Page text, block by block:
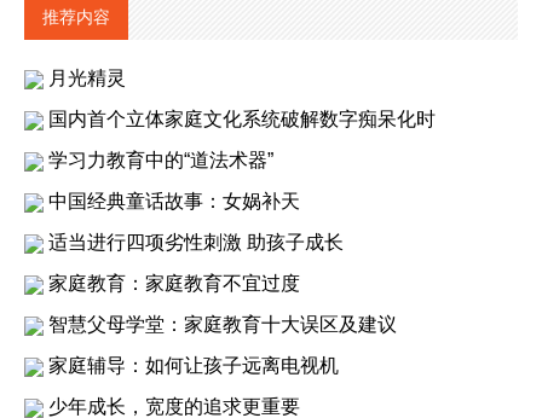
推荐内容
月光精灵
国内首个立体家庭文化系统破解数字痴呆化时
学习力教育中的“道法术器”
中国经典童话故事：女娲补天
适当进行四项劣性刺激 助孩子成长
家庭教育：家庭教育不宜过度
智慧父母学堂：家庭教育十大误区及建议
家庭辅导：如何让孩子远离电视机
少年成长，宽度的追求更重要